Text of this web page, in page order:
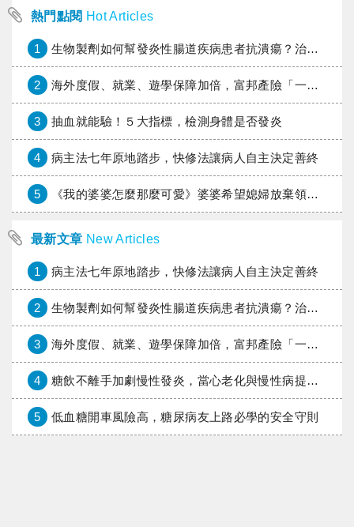
熱門點閱 Hot Articles
1 生物製劑如何幫發炎性腸道疾病患者抗潰瘍？治療進展與健保給付困境一次看
2 海外度假、就業、遊學保障加倍，富邦產險「一期逐夢」專案加碼遠距醫療與緊急救援
3 抽血就能驗！５大指標，檢測身體是否發炎
4 病主法七年原地踏步，快修法讓病人自主決定善終
5 《我的婆婆怎麼那麼可愛》婆婆希望媳婦放棄領取已故兒子身故理賠金，可以這樣做嗎？
最新文章 New Articles
1 病主法七年原地踏步，快修法讓病人自主決定善終
2 生物製劑如何幫發炎性腸道疾病患者抗潰瘍？治療進展與健保給付困境一次看
3 海外度假、就業、遊學保障加倍，富邦產險「一期逐夢」專案加碼遠距醫療與緊急救援
4 糖飲不離手加劇慢性發炎，當心老化與慢性病提早報到
5 低血糖開車風險高，糖尿病友上路必學的安全守則